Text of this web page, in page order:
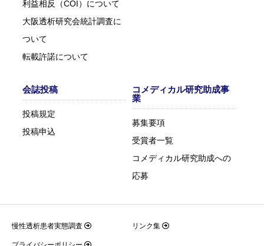
利益相反（COI）について
大阪透析研究会統計調査に
ついて
転載許諾について
会誌投稿
投稿規定
投稿申込
コメディカル研究助成事
業
募集要項
受賞者一覧
コメディカル研究助成への
応募
慢性透析患者実態調査 リンク集